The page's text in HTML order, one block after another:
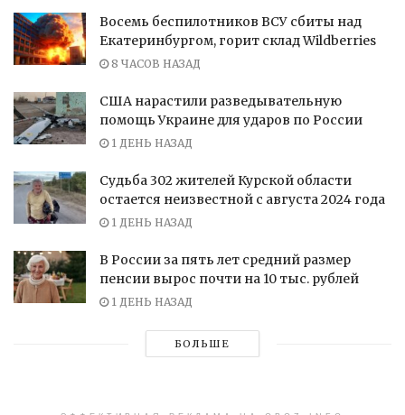
Восемь беспилотников ВСУ сбиты над
Екатеринбургом, горит склад Wildberries
8 ЧАСОВ НАЗАД
США нарастили разведывательную
помощь Украине для ударов по России
1 ДЕНЬ НАЗАД
Судьба 302 жителей Курской области
остается неизвестной с августа 2024 года
1 ДЕНЬ НАЗАД
В России за пять лет средний размер
пенсии вырос почти на 10 тыс. рублей
1 ДЕНЬ НАЗАД
БОЛЬШЕ